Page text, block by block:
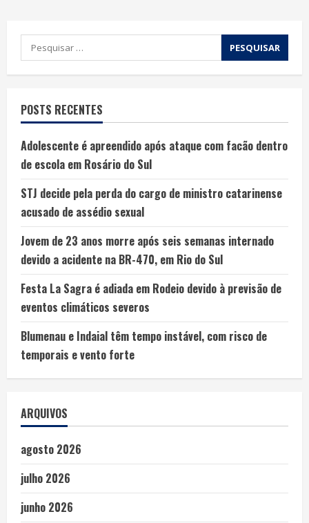
POSTS RECENTES
Adolescente é apreendido após ataque com facão dentro
de escola em Rosário do Sul
STJ decide pela perda do cargo de ministro catarinense
acusado de assédio sexual
Jovem de 23 anos morre após seis semanas internado
devido a acidente na BR-470, em Rio do Sul
Festa La Sagra é adiada em Rodeio devido à previsão de
eventos climáticos severos
Blumenau e Indaial têm tempo instável, com risco de
temporais e vento forte
ARQUIVOS
agosto 2026
julho 2026
junho 2026